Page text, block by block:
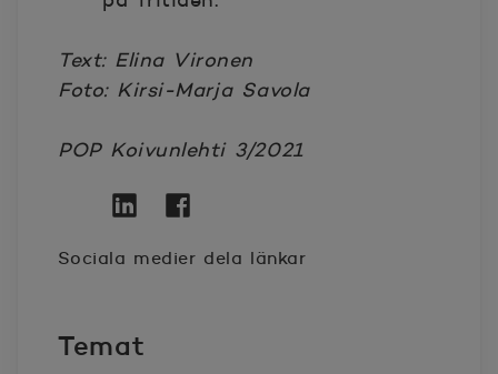
Text: Elina Vironen
Foto: Kirsi-Marja Savola
POP Koivunlehti 3/2021
Sociala medier dela länkar
Temat